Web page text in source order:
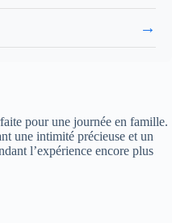
→
pour une journée en famille.
une intimité précieuse et un
l’expérience encore plus